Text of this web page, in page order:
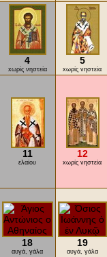
4
xωρίς νηστεία
5
xωρίς νηστεία
11
ελαίου
12
xωρίς νηστεία
18
αυγά, γάλα
19
αυγά, γάλα